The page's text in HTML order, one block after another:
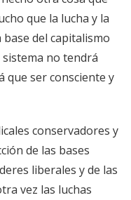
que la lucha y la
del capitalismo
no tendrá
que ser consciente y
conservadores y
de las bases
liberales y de las
vez las luchas